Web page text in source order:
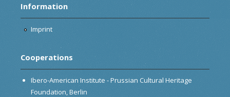
Information
Imprint
Cooperations
Ibero-American Institute - Prussian Cultural Heritage
Foundation, Berlin